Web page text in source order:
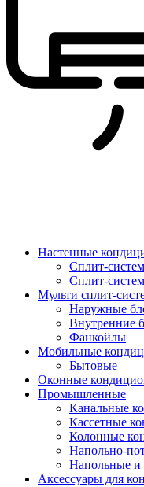
Настенные
Сплит-
Сплит-
Мульти сплит-
Наружные
Внутренние
Фанкойлы
Мобильные
Бытовые
Оконные
Промышленные
Канальные
Кассетные
Колонные
Напольно-
Напольные и
Аксессуары для